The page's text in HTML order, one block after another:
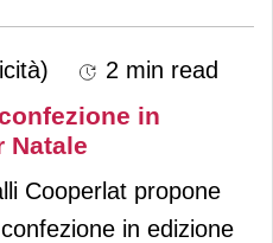
2 min read
in
Natale
Cooperlat propone
in edizione